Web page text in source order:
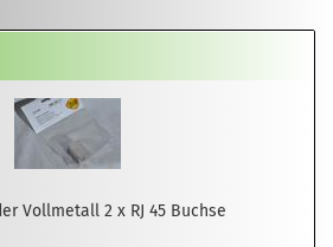
Vollmetall 2 x RJ 45 Buchse